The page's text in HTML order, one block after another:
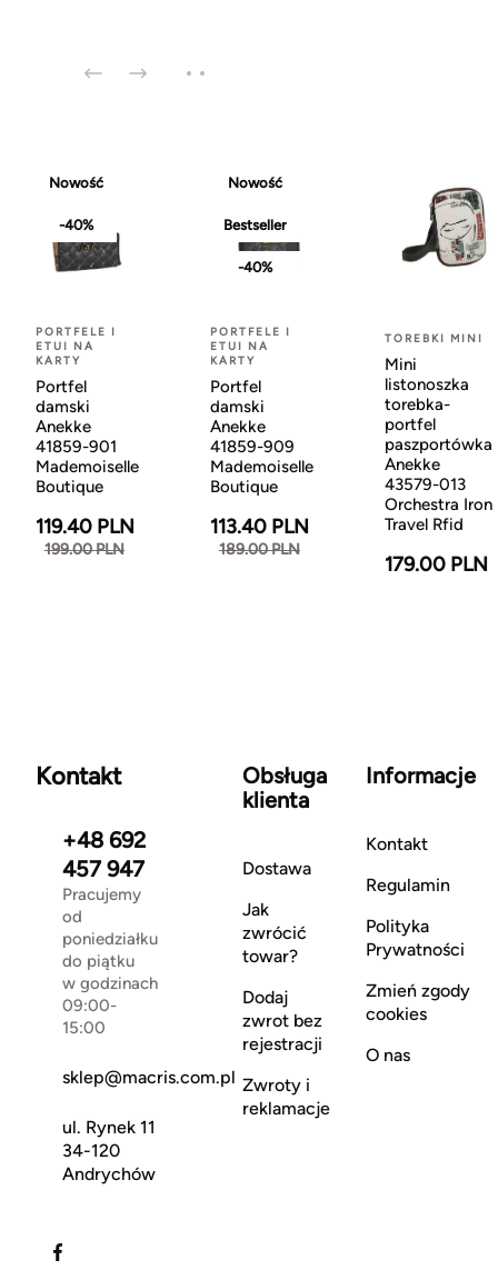
Nowość
-40%
PORTFELE I
ETUI NA
KARTY
Portfel
damski
Anekke
41859-901
Mademoiselle
Boutique
119.40 PLN
199.00 PLN
Nowość
Bestseller
-40%
PORTFELE I
ETUI NA
KARTY
Portfel
damski
Anekke
41859-909
Mademoiselle
Boutique
113.40 PLN
189.00 PLN
TOREBKI MINI
Mini
listonoszka
torebka-
portfel
paszportówka
Anekke
43579-013
Orchestra Iron
Travel Rfid
179.00 PLN
Kontakt
+48 692
457 947
Pracujemy
od
poniedziałku
do piątku
w godzinach
09:00-
15:00
sklep@macris.com.pl
ul. Rynek 11
34-120
Andrychów
Obsługa
klienta
Dostawa
Jak
zwrócić
towar?
Dodaj
zwrot bez
rejestracji
Zwroty i
reklamacje
Informacje
Kontakt
Regulamin
Polityka
Prywatności
Zmień zgody
cookies
O nas